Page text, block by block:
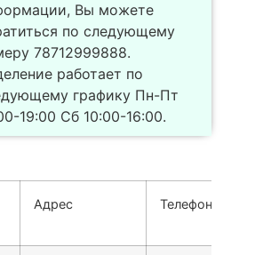
Вы можете
по следующему
78712999888.
работает по
графику Пн-Пт
19:00 Сб 10:00-16:00.
Адрес Телефон